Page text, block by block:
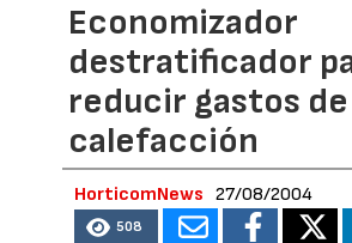
Economizador
destratificador
reducir gastos de
calefacción
HorticomNews 27/08/2004
508